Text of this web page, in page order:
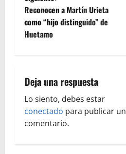
g
a
i
ó
n
Reconocen a Martín Urieta
como “hijo distinguido” de
Huetamo
Deja una respuesta
Lo siento, debes estar
conectado para publicar un
comentario.